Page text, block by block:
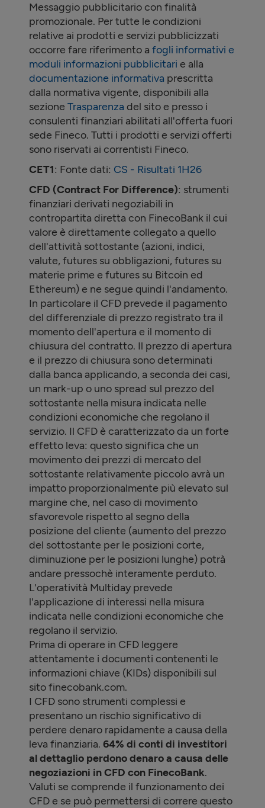
Messaggio pubblicitario con finalità
promozionale. Per tutte le condizioni
relative ai prodotti e servizi pubblicizzati
occorre fare riferimento afogli informativi e
moduli informazioni pubblicitari e alla
documentazione informativa prescritta
dalla normativa vigente, disponibili alla
sezioneTrasparenza del sito e presso i
consulenti finanziari abilitati all'offerta fuori
sede Fineco. Tutti i prodotti e servizi offerti
sono riservati ai correntisti Fineco.
CET1: Fonte dati: CS - Risultati 1H26
CFD (Contract For Difference): strumenti
finanziari derivati negoziabili in
contropartita diretta con FinecoBank il cui
valore è direttamente collegato a quello
dell'attività sottostante (azioni, indici,
valute, futures su obbligazioni, futures su
materie prime e futures su Bitcoin ed
Ethereum) e ne segue quindi l'andamento.
In particolare il CFD prevede il pagamento
del differenziale di prezzo registrato tra il
momento dell'apertura e il momento di
chiusura del contratto. Il prezzo di apertura
e il prezzo di chiusura sono determinati
dalla banca applicando, a seconda dei casi,
un mark-up o uno spread sul prezzo del
sottostante nella misura indicata nelle
condizioni economiche che regolano il
servizio. Il CFD è caratterizzato da un forte
effetto leva: questo significa che un
movimento dei prezzi di mercato del
sottostante relativamente piccolo avrà un
impatto proporzionalmente più elevato sul
margine che, nel caso di movimento
sfavorevole rispetto al segno della
posizione del cliente (aumento del prezzo
del sottostante per le posizioni corte,
diminuzione per le posizioni lunghe) potrà
andare pressochè interamente perduto.
L'operatività Multiday prevede
l'applicazione di interessi nella misura
indicata nelle condizioni economiche che
regolano il servizio.
Prima di operare in CFD leggere
attentamente i documenti contenenti le
informazioni chiave (KIDs) disponibili sul
sito finecobank.com.
I CFD sono strumenti complessi e
presentano un rischio significativo di
perdere denaro rapidamente a causa della
leva finanziaria.64% di conti di investitori
al dettaglio perdono denaro a causa delle
negoziazioni in CFD con FinecoBank.
Valuti se comprende il funzionamento dei
CFD e se può permettersi di correre questo